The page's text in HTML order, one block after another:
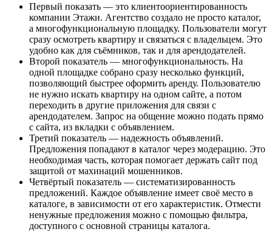
Первый показать — это клиентоориентированность
компании Этажи. Агентство создало не просто каталог,
а многофункциональную площадку. Пользователи могут
сразу осмотреть квартиру и связаться с владельцем. Это
удобно как для съёмников, так и для арендодателей.
Второй показатель — многофункциональность. На
одной площадке собрано сразу несколько функций,
позволяющий быстрее оформить аренду. Пользователю
не нужно искать квартиру на одном сайте, а потом
переходить в другие приложения для связи с
арендодателем. Запрос на общение можно подать прямо
с сайта, из вкладки с объявлением.
Третий показатель — надежность объявлений.
Предложения попадают в каталог через модерацию. Это
необходимая часть, которая помогает держать сайт под
защитой от махинаций мошенников.
Четвёртый показатель — систематизированность
предложений. Каждое объявление имеет своё место в
каталоге, в зависимости от его характеристик. Отмести
ненужные предложения можно с помощью фильтра,
доступного с основной страницы каталога.